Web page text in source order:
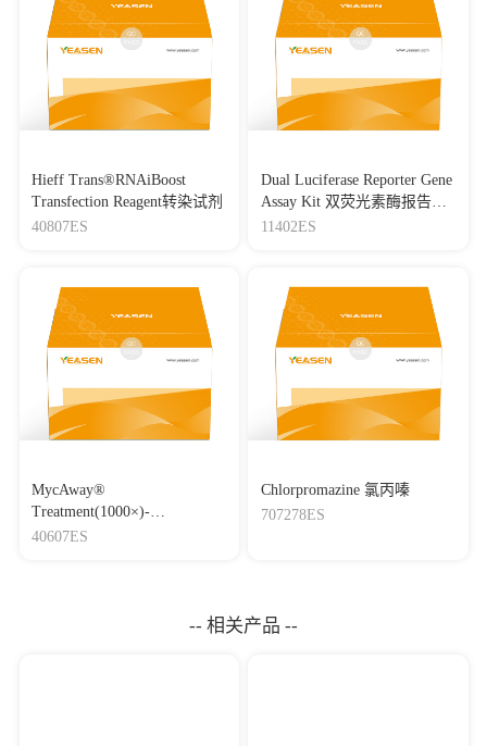
Hieff Trans®RNAiBoost
Transfection Reagent转染试剂
40807ES
Dual Luciferase Reporter Gene
Assay Kit 双荧光素酶报告基
因检测试剂盒
11402ES
MycAway®
Treatment(1000×)-
Mycoplasma Elimination
40607ES
Chlorpromazine 氯丙嗪
707278ES
-- 相关产品 --